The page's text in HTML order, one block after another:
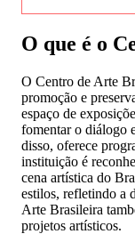
O que é o
O Centro de Arte
promoção e
espaço de
fomentar o diálogo
disso, oferece
instituição é
cena artística do
estilos, refletindo a
Arte Brasileira
projetos artísticos.